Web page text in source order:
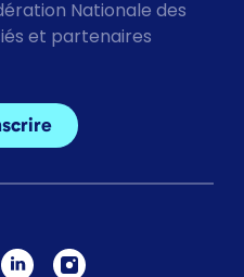
Nationale des
et partenaires